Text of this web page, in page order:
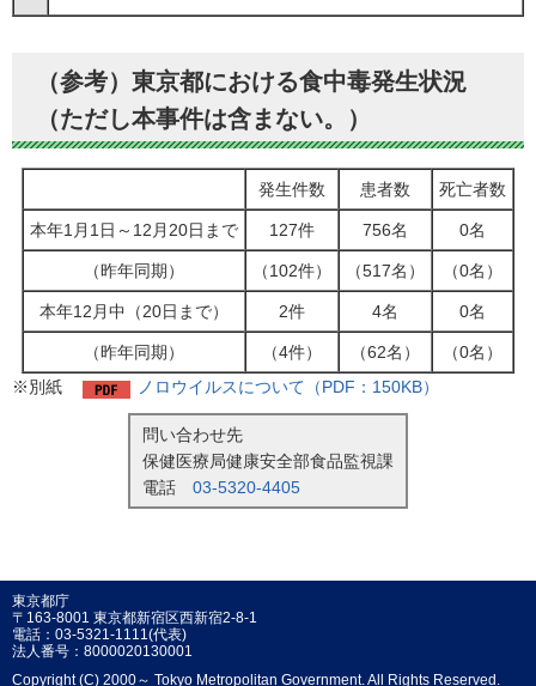
（参考）東京都における食中毒発生状況
（ただし本事件は含まない。）
発生件数 患者数 死亡者数
本年1月1日～12月20日まで 127件 756名 0名
（昨年同期） （102件） （517名） （0名）
本年12月中（20日まで） 2件 4名 0名
（昨年同期） （4件） （62名）
（0名）
※別紙
ノロウイルスについて（PDF：150KB）
問い合わせ先
保健医療局健康安全部食品監視課
電話 03-5320-4405
東京都庁
〒163-8001 東京都新宿区西新宿2-8-1
電話：03-5321-1111(代表)
法人番号：8000020130001
Copyright (C) 2000～ Tokyo Metropolitan Government. All Rights Reserved.